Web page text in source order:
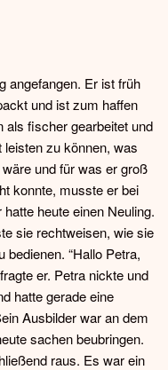
angefangen. Er ist früh
und ist zum haffen
als fischer gearbeitet und
zu können, was
und für was er groß
konnte, musste er bei
heute einen Neuling.
sie rechtweisen, wie sie
“Hallo Petra,
er. Petra nickte und
hatte gerade eine
Ausbilder war an dem
sachen beubringen.
raus. Es war ein